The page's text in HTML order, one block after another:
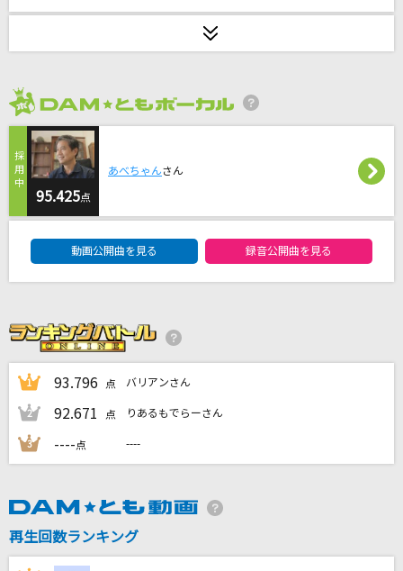
金沢望郷歌
朝花美穂
フラミンゴ
[生音]ドライフラワー
優里
カブトムシ
盛れ！ミ・アモーレ
Juice=Juice
カレンダー
忘却の空
SADS
95.425点
あべちゃんさん
動画公開曲を見る 録音公開曲を見る
1 93.796 点 バリアンさん
2 92.671 点 りあるもでらーさん
3 ----点 ----
再生回数ランキング